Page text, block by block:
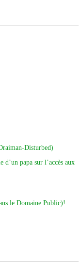
Disturbed)
papa sur l’accès aux
le Domaine Public)!